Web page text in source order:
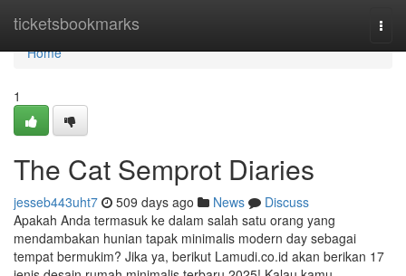
ticketsbookmarks
Home
Home
1
The Cat Semprot Diaries
jesseb443uht7 509 days ago News
Discuss
Apakah Anda termasuk ke dalam salah satu orang yang
mendambakan hunian tapak minimalis modern day sebagai
tempat bermukim? Jika ya, berikut Lamudi.co.id akan berikan 17